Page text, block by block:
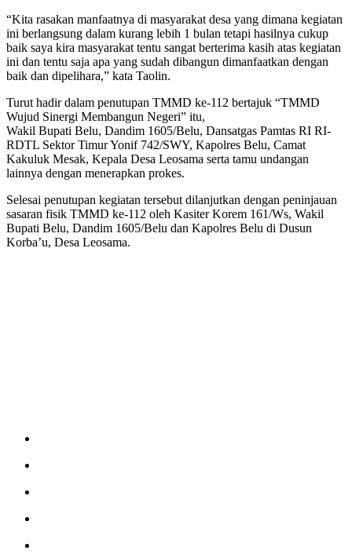
“Kita rasakan manfaatnya di masyarakat desa yang dimana kegiatan
ini berlangsung dalam kurang lebih 1 bulan tetapi hasilnya cukup
baik saya kira masyarakat tentu sangat berterima kasih atas kegiatan
ini dan tentu saja apa yang sudah dibangun dimanfaatkan dengan
baik dan dipelihara,” kata Taolin.
Turut hadir dalam penutupan TMMD ke-112 bertajuk “TMMD
Wujud Sinergi Membangun Negeri” itu,
Wakil Bupati Belu, Dandim 1605/Belu, Dansatgas Pamtas RI RI-
RDTL Sektor Timur Yonif 742/SWY, Kapolres Belu, Camat
Kakuluk Mesak, Kepala Desa Leosama serta tamu undangan
lainnya dengan menerapkan prokes.
Selesai penutupan kegiatan tersebut dilanjutkan dengan peninjauan
sasaran fisik TMMD ke-112 oleh Kasiter Korem 161/Ws, Wakil
Bupati Belu, Dandim 1605/Belu dan Kapolres Belu di Dusun
Korba’u, Desa Leosama.